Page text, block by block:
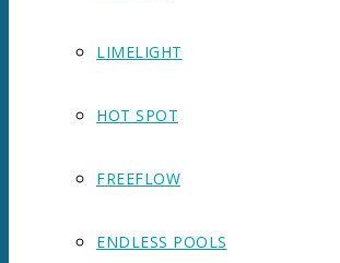
LIMELIGHT
HOT SPOT
FREEFLOW
ENDLESS POOLS